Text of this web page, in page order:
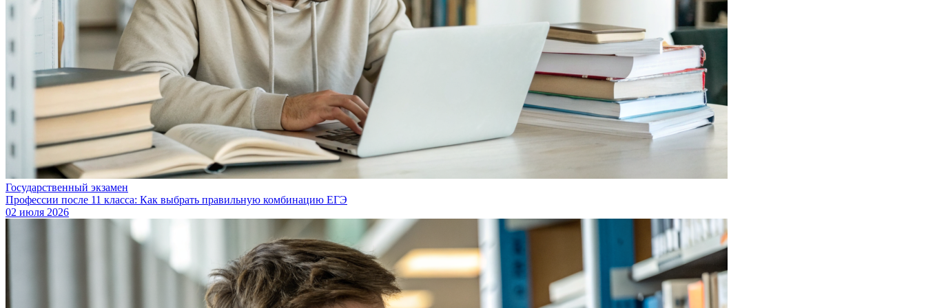
Государственный экзамен
Профессии после 11 класса: Как выбрать правильную комбинацию ЕГЭ
02 июля 2026